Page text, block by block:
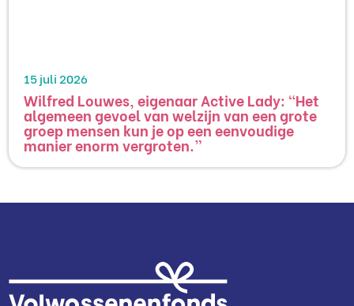
15 juli 2026
Wilfred Louwes, eigenaar Active Lady: “Het
algemeen gevoel van welzijn van een grote
groep mensen kun je op een eenvoudige
manier enorm vergroten.”